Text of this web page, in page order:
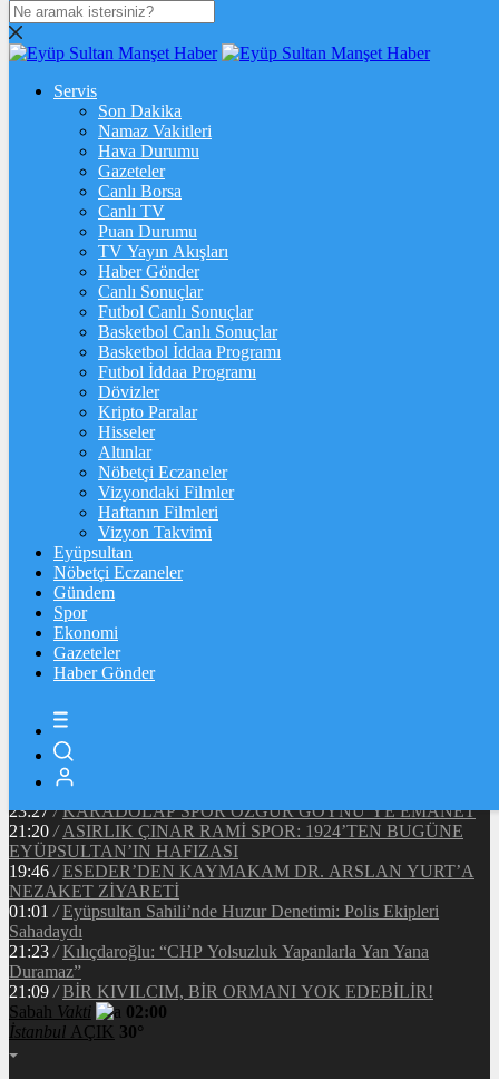
DOLAR
47,7060$% 0.16
EURO
% 0.33
STERLİN
% 0.42
GRAM ALTIN
%2,85
%2,61
BİTCOİN
ETHEREUM
TETHER
Servis
Son Dakika
Namaz Vakitleri
Hava Durumu
Gazeteler
Canlı Borsa
Canlı TV
Puan Durumu
TV Yayın Akışları
Haber Gönder
Canlı Sonuçlar
Futbol Canlı Sonuçlar
Basketbol Canlı Sonuçlar
Basketbol İddaa Programı
Futbol İddaa Programı
Dövizler
Kripto Paralar
Hisseler
Altınlar
Nöbetçi Eczaneler
Vizyondaki Filmler
Haftanın Filmleri
Vizyon Takvimi
Eyüpsultan
Nöbetçi Eczaneler
Gündem
Spor
Ekonomi
Gazeteler
Haber Gönder
20:37 / CHP EYÜPSULTAN İLÇE ÖRGÜTÜ ÜYELERİ
/ MHP EYÜPSULTAN TEŞKİLATI’NIN ACI GÜNÜ
13:33
/ BAŞKAN DR. MİTHAT BÜLENT ÖZMEN’DEN
KAMUOYUNA AÇIKLAMA
Makyaj Sanatçısı Uzay Damla Yıldız, Uluslararası
Başarılarıyla Türkiye’yi Temsil Ediyor
23:27 / KARADOLAP SPOR ÖZGÜR GÖYNÜ’YE EMANET
21:20 / ASIRLIK ÇINAR RAMİ SPOR: 1924’TEN BUGÜNE
EYÜPSULTAN’IN HAFIZASI
19:46 / ESEDER’DEN KAYMAKAM DR. ARSLAN YURT’A
NEZAKET ZİYARETİ
01:01 / Eyüpsultan Sahili’nde Huzur Denetimi: Polis Ekipleri
Sahadaydı
21:23 / Kılıçdaroğlu: “CHP Yolsuzluk Yapanlarla Yan Yana
Duramaz”
21:09 / BİR KIVILCIM, BİR ORMANI YOK EDEBİLİR!
Sabah Vakti
02:00
İstanbul AÇIK 30°